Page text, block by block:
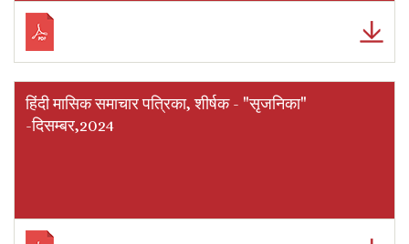
हिंदी मासिक समाचार पत्रिका, शीर्षक - "सृजनिका"
-दिसम्बर,2024